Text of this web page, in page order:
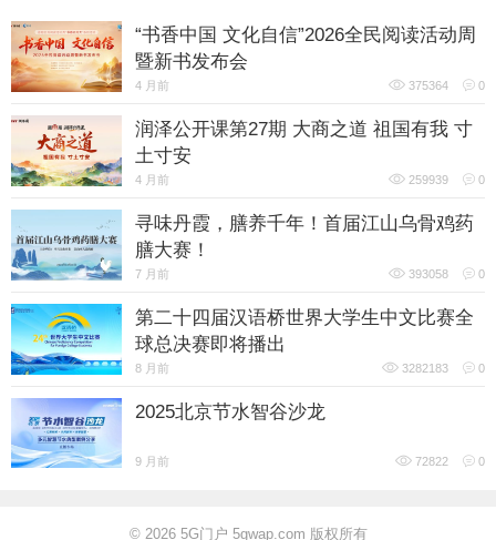
“书香中国 文化自信”2026全民阅读活动周
暨新书发布会
4 月前 375364 0
润泽公开课第27期 大商之道 祖国有我 寸
土寸安
4 月前 259939 0
寻味丹霞，膳养千年！首届江山乌骨鸡药
膳大赛！
7 月前 393058 0
第二十四届汉语桥世界大学生中文比赛全
球总决赛即将播出
8 月前 3282183 0
2025北京节水智谷沙龙
9 月前 72822 0
© 2026 5G门户 5gwap.com 版权所有